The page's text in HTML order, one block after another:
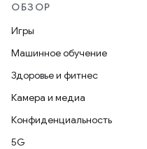
ОБЗОР
Игры
Машинное обучение
Здоровье и фитнес
Камера и медиа
Конфиденциальность
5G